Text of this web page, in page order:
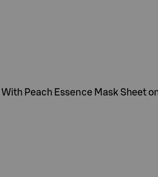
Peach Essence Mask